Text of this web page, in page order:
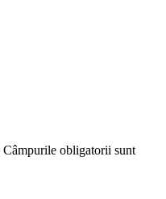
Câmpurile obligatorii sunt